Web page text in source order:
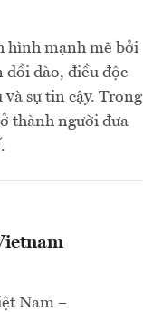
hình mạnh mẽ bởi
dồi dào, điều độc
sự tin cậy. Trong
thành người đưa
Nam –